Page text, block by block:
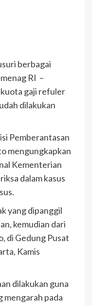
berbagai
RI –
gaji refuler
dilakukan
Pemberantasan
mengungkapkan
Kementerian
dalam kasus
yang dipanggil
kemudian dari
di Gedung Pusat
Kamis
dilakukan guna
mengarah pada